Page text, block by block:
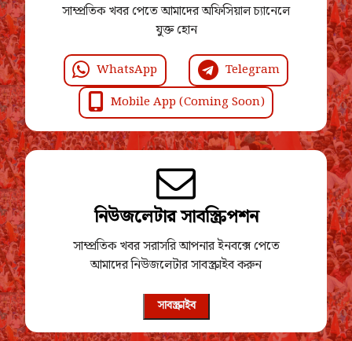
সাম্প্রতিক খবর পেতে আমাদের অফিসিয়াল চ্যানেলে
যুক্ত হোন
WhatsApp
Telegram
Mobile App (Coming Soon)
নিউজলেটার সাবস্ক্রিপশন
সাম্প্রতিক খবর সরাসরি আপনার ইনবক্সে পেতে
আমাদের নিউজলেটার সাবস্ক্রাইব করুন
সাবস্ক্রাইব